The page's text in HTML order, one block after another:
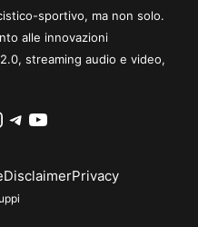
sportivo, ma non solo.
alle innovazioni
streaming audio e video,
Telegram
YouTube
DisclaimerPrivacy